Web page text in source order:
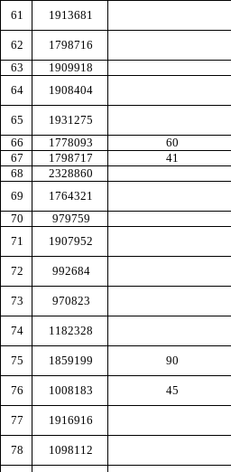
61 1913681
62
1798716
63
1909918
64
1908404
65
1931275
66
1778093 60
67
1798717 41
68
2328860
69
1764321
70
979759
71
1907952
72 992684
73 970823
74 1182328
75 1859199 90
76 1008183 45
77 1916916
78 1098112